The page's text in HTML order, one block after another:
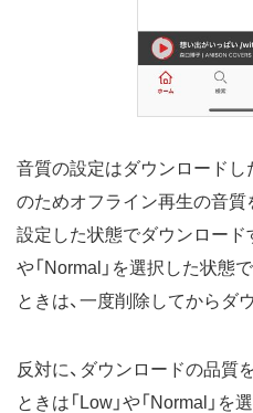
音質の設定はダウンロードし
のためオフライン再生の音質
設定した状態でダウンロード
や「Normal」を選択した状態
ときは、一度削除してからダ
反対に、ダウンロードの品質
ときは「Low」や「Normal」